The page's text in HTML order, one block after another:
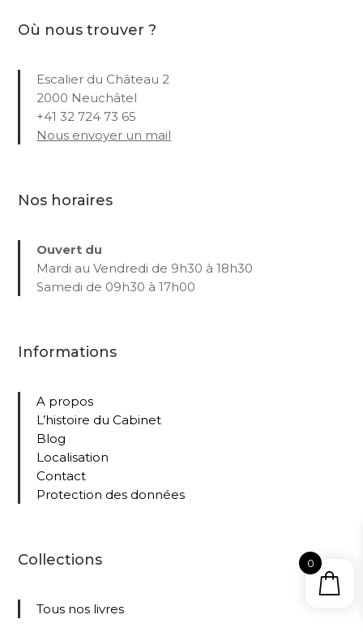
Où nous trouver ?
Escalier du Château 2
2000 Neuchâtel
+41 32 724 73 65
Nous envoyer un mail
Nos horaires
Ouvert du
Mardi au Vendredi de 9h30 à 18h30
Samedi de 09h30 à 17h00
Informations
A propos
L’histoire du Cabinet
Blog
Localisation
Contact
Protection des données
Collections
Tous nos livres
0